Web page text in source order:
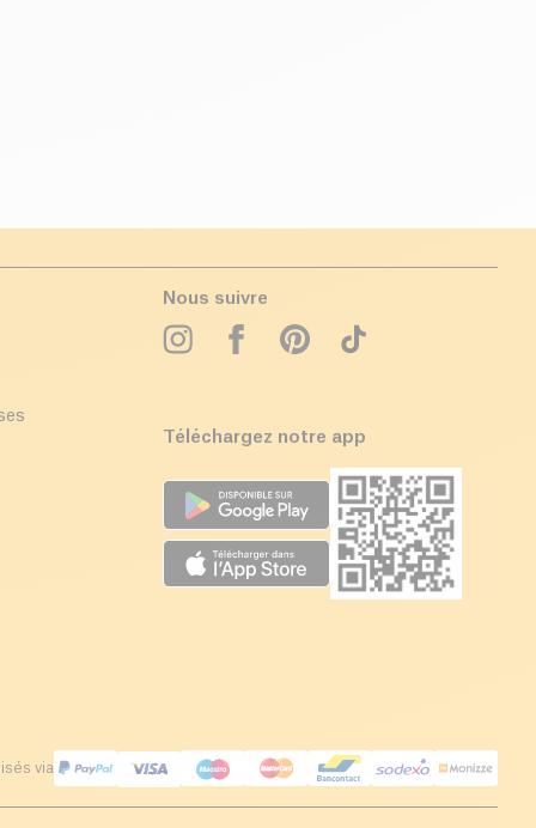
Nous suivre
Téléchargez notre app
via